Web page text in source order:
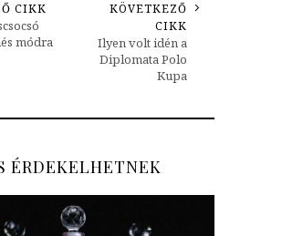
CIKK
módra
KÖVETKEZŐ
CIKK
Ilyen volt idén a
Diplomata Polo
Kupa
ÉRDEKELHETNEK